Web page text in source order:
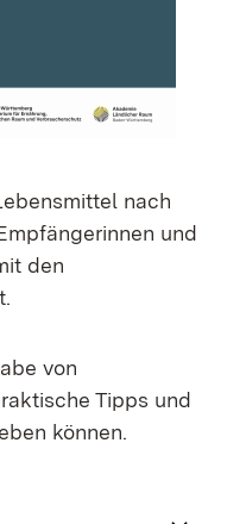
nach
und
den
von
Tipps und
können.